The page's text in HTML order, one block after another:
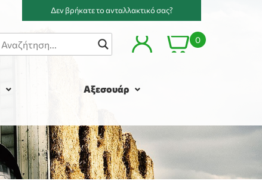
Δεν βρήκατε το ανταλλακτικό σας?
0
Αξεσουάρ